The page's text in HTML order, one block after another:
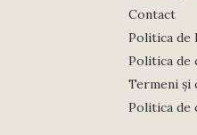
Contact
Politica de
Politica de
Termeni și
Politica de